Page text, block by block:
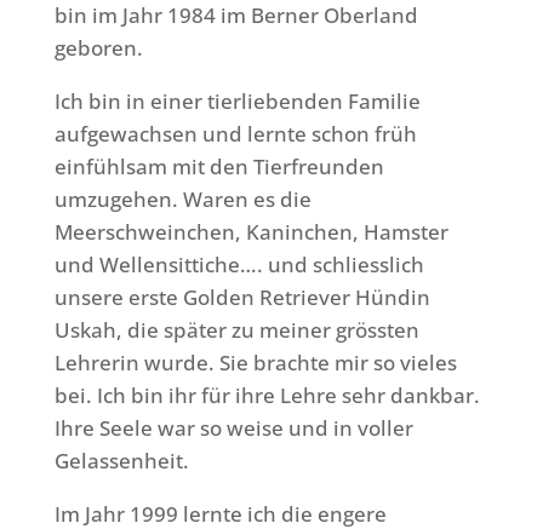
bin im Jahr 1984 im Berner Oberland
geboren.
Ich bin in einer tierliebenden Familie
aufgewachsen und lernte schon früh
einfühlsam mit den Tierfreunden
umzugehen. Waren es die
Meerschweinchen, Kaninchen, Hamster
und Wellensittiche…. und schliesslich
unsere erste Golden Retriever Hündin
Uskah, die später zu meiner grössten
Lehrerin wurde. Sie brachte mir so vieles
bei. Ich bin ihr für ihre Lehre sehr dankbar.
Ihre Seele war so weise und in voller
Gelassenheit.
Im Jahr 1999 lernte ich die engere